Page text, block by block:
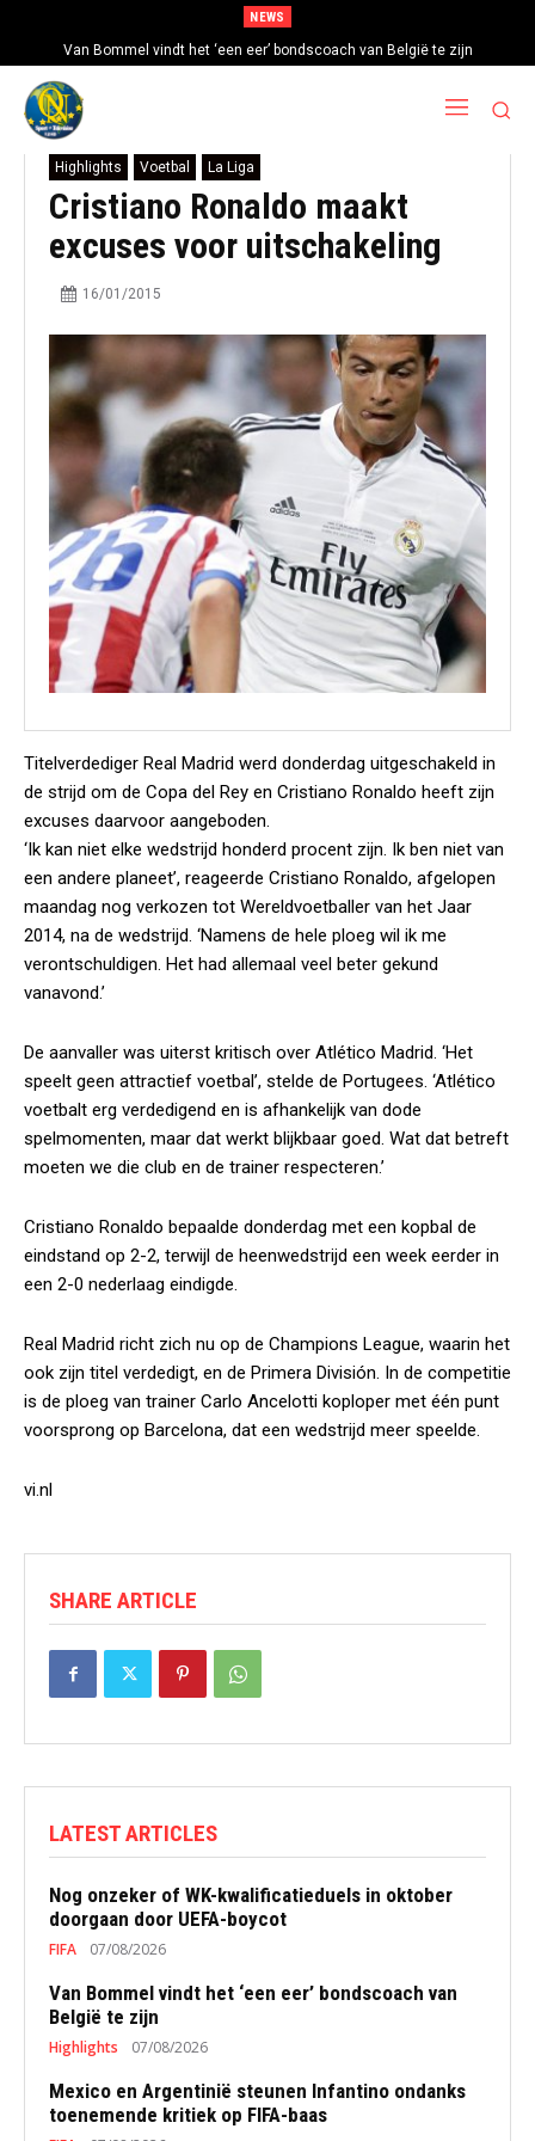
NEWS
Van Bommel vindt het ‘een eer’ bondscoach van België te zijn
Highlights Voetbal La Liga
Cristiano Ronaldo maakt
excuses voor uitschakeling
16/01/2015
Titelverdediger Real Madrid werd donderdag uitgeschakeld in
de strijd om de Copa del Rey en Cristiano Ronaldo heeft zijn
excuses daarvoor aangeboden.
‘Ik kan niet elke wedstrijd honderd procent zijn. Ik ben niet van
een andere planeet’, reageerde Cristiano Ronaldo, afgelopen
maandag nog verkozen tot Wereldvoetballer van het Jaar
2014, na de wedstrijd. ‘Namens de hele ploeg wil ik me
verontschuldigen. Het had allemaal veel beter gekund
vanavond.’
De aanvaller was uiterst kritisch over Atlético Madrid. ‘Het
speelt geen attractief voetbal’, stelde de Portugees. ‘Atlético
voetbalt erg verdedigend en is afhankelijk van dode
spelmomenten, maar dat werkt blijkbaar goed. Wat dat betreft
moeten we die club en de trainer respecteren.’
Cristiano Ronaldo bepaalde donderdag met een kopbal de
eindstand op 2-2, terwijl de heenwedstrijd een week eerder in
een 2-0 nederlaag eindigde.
Real Madrid richt zich nu op de Champions League, waarin het
ook zijn titel verdedigt, en de Primera División. In de competitie
is de ploeg van trainer Carlo Ancelotti koploper met één punt
voorsprong op Barcelona, dat een wedstrijd meer speelde.
vi.nl
SHARE ARTICLE
LATEST ARTICLES
Nog onzeker of WK-kwalificatieduels in oktober
doorgaan door UEFA-boycot
FIFA 07/08/2026
Van Bommel vindt het ‘een eer’ bondscoach van
België te zijn
Highlights 07/08/2026
Mexico en Argentinië steunen Infantino ondanks
toenemende kritiek op FIFA-baas